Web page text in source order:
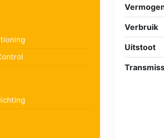
Verbruik
Uitstoot